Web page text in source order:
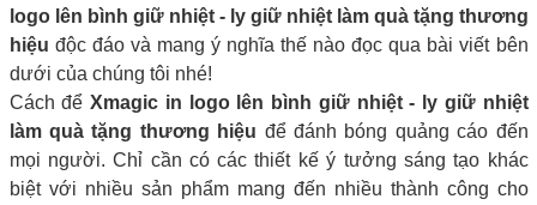
logo lên bình giữ nhiệt - ly giữ nhiệt làm quà tặng thương
hiệu độc đáo và mang ý nghĩa thế nào đọc qua bài viết bên
dưới của chúng tôi nhé!
Cách để Xmagic in logo lên bình giữ nhiệt - ly giữ nhiệt
làm quà tặng thương hiệu để đánh bóng quảng cáo đến
mọi người. Chỉ cần có các thiết kế ý tưởng sáng tạo khác
biệt với nhiều sản phẩm mang đến nhiều thành công cho